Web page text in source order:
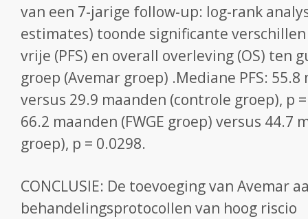
van een 7-jarige follow-up: log-rank
estimates) toonde significante
vrije (PFS) en overall overleving (OS) ten
groep (Avemar groep) .Mediane PFS: 55.8
versus 29.9 maanden (controle groep), p
66.2 maanden (FWGE groep) versus 44.7
groep), p = 0.0298.
CONCLUSIE: De toevoeging van Avemar
behandelingsprotocollen van hoog riscio